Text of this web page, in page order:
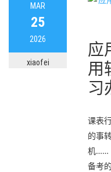
MAR
25
2026
xiaofei
应
用
习
课表
的事
机……
备考